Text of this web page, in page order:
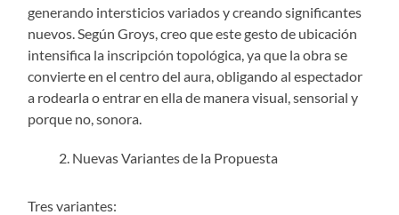
generando intersticios variados y creando significantes
nuevos. Según Groys, creo que este gesto de ubicación
intensifica la inscripción topológica, ya que la obra se
convierte en el centro del aura, obligando al espectador
a rodearla o entrar en ella de manera visual, sensorial y
porque no, sonora.
Nuevas Variantes de la Propuesta
Tres variantes: